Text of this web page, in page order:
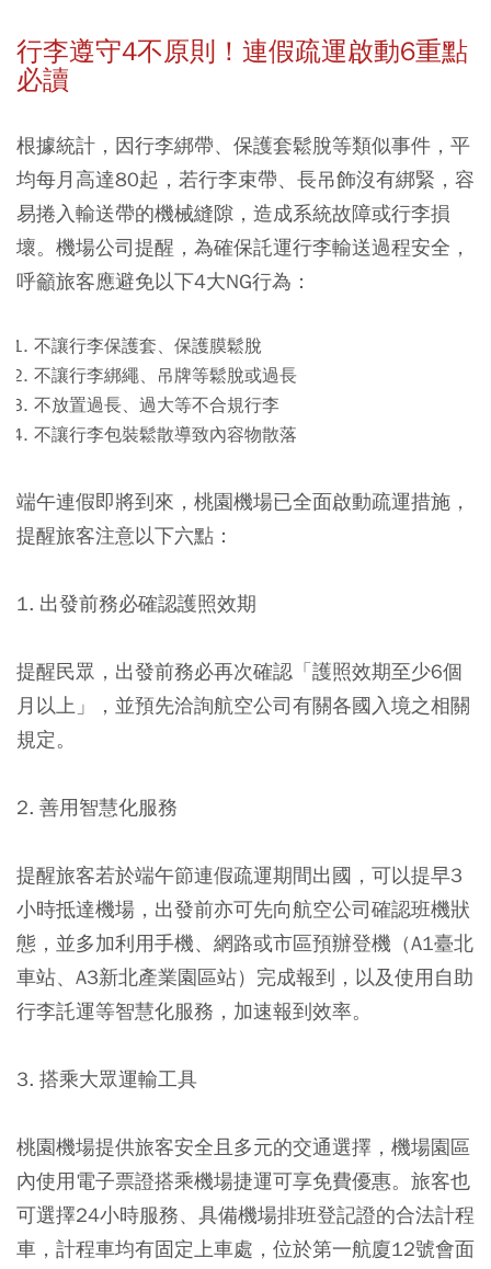
行李遵守4不原則！連假疏運啟動6重點
必讀
根據統計，因行李綁帶、保護套鬆脫等類似事件，平
均每月高達80起，若行李束帶、長吊飾沒有綁緊，容
易捲入輸送帶的機械縫隙，造成系統故障或行李損
壞。機場公司提醒，為確保託運行李輸送過程安全，
呼籲旅客應避免以下4大NG行為：
不讓行李保護套、 保護膜鬆脫
不讓行李綁繩、吊牌等鬆脫或過長
不放置過長、過大等不合規行李
不讓行李包裝鬆散導致內容物散落
端午連假即將到來，桃園機場已全面啟動疏運措施，
提醒旅客注意以下六點：
1. 出發前務必確認護照效期
提醒民眾，出發前務必再次確認 「護照效期至少6個
月以上 」
，並預先洽詢航空公司有關各國入境之相關
規定。
2. 善用智慧化服務
提醒旅客若於端午節連假疏運期間出國，可以提早3
小時抵達機場，出發前亦可先向航空公司確認班機狀
態，並多加利用手機、網路或市區預辦登機（A1臺北
車站、A3新北產業園區站）完成報到，以及使用自助
行李託運等智慧化服務，加速報到效率。
3. 搭乘大眾運輸工具
桃園機場提供旅客安全且多元的交通選擇，機場園區
內使用電子票證搭乘機場捷運可享免費優惠。旅客也
可選擇24小時服務、具備機場排班登記證的合法計程
車，計程車均有固定上車處，位於第一航廈12號會面